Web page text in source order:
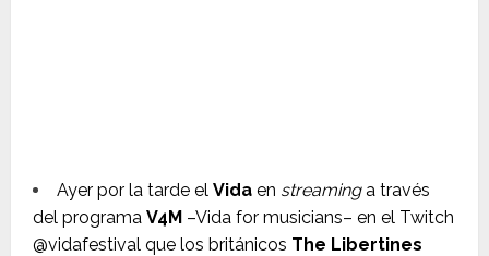
Ayer por la tarde el Vida en streaminga través
del programa V4M –Vida for musicians– en el Twitch
@vidafestival que los británicos The Libertines